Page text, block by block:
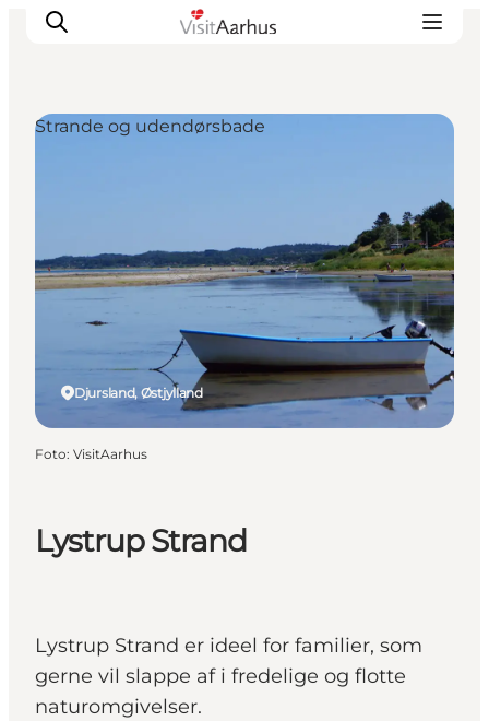
Byer og steder
Planlæg ferien
Transport
Lystrup Strand
Lystrup Strand er ideel for familier, som
gerne vil slappe af i fredelige og flotte
naturomgivelser.
Djursland, Østjylland
Strande og udendørsbade
Foto: VisitAarhus